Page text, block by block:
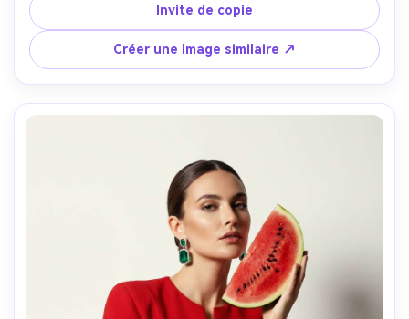
tungstène mélangée à un flash, une légère vignette et
une texture de film authentique, prise avec un look flash
de 35 mm, composition centrée, photoréaliste- -ar 4:5
Invite de copie
Créer une Image similaire ↗